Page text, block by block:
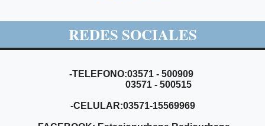
REDES SOCIALES
-TELEFONO:03571 - 500909
03571 - 500515
-CELULAR:03571-15569969